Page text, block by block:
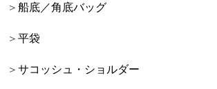
船底／角底バッグ
平袋
サコッシュ・ショルダー